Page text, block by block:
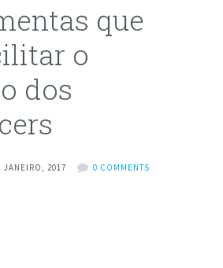
que
o
dos
JANEIRO, 2017
0 COMMENTS